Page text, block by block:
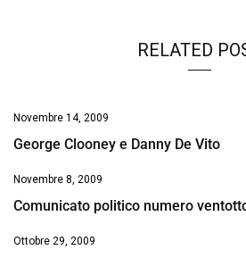
RELATED
Novembre 14, 2009
George Clooney e Danny De Vito
Novembre 8, 2009
Comunicato politico numero
Ottobre 29, 2009